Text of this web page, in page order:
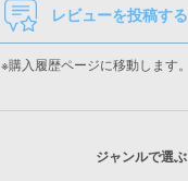
レビューを投稿する
※購入履歴ページに移動します。
ジャンルで選ぶ